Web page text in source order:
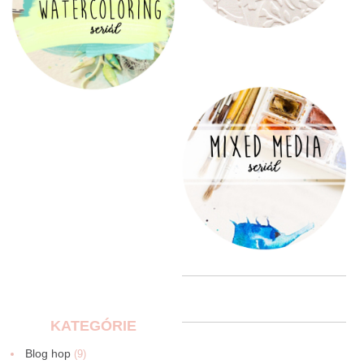
KATEGÓRIE
Blog hop (9)